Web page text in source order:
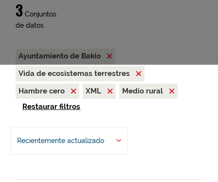
3 Conjuntos
de datos
Ayuntamiento de Bakio
Vida de ecosistemas terrestres
Hambre cero
XML
Medio rural
Restaurar filtros
Recientemente actualizado